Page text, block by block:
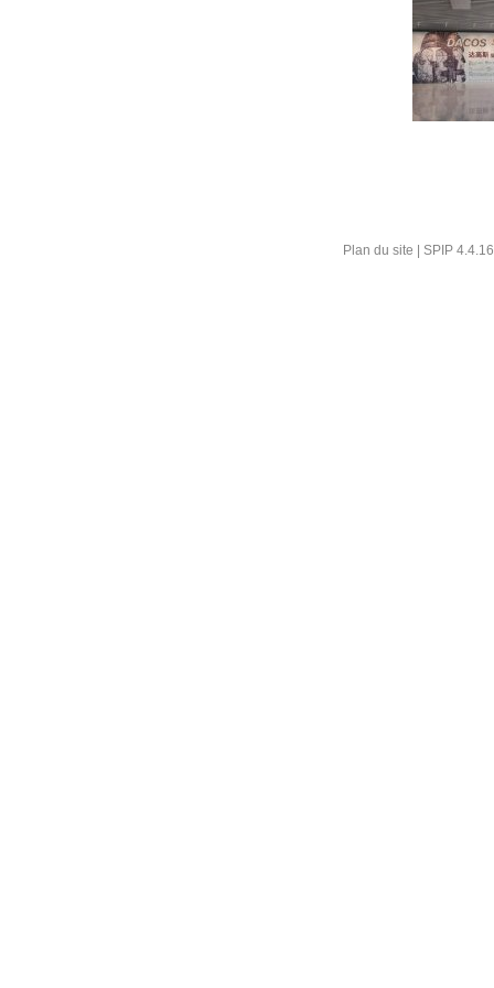
Plan du site SPIP 4.4.16